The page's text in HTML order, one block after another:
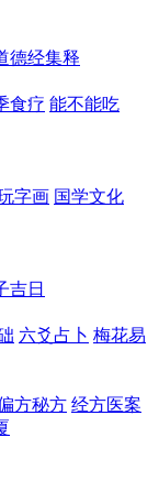
德经集释
食疗 能不能吃
字画 国学文化
吉日
六爻占卜 梅花易
方秘方 经方医案